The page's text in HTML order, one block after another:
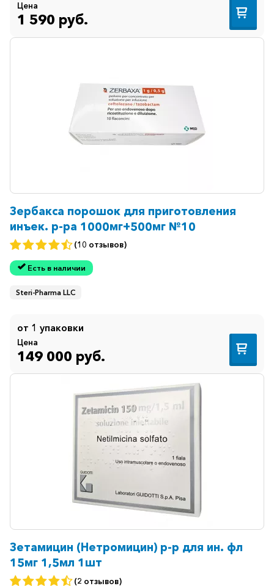
Цена
1 590 руб.
Зербакса порошок для приготовления
инъек. р-ра 1000мг+500мг №10
(10 отзывов)
Есть в наличии
Steri-Pharma LLC
от 1 упаковки
Цена
149 000 руб.
Зетамицин (Нетромицин) р-р для ин. фл
15мг 1,5мл 1шт
(2 отзывов)